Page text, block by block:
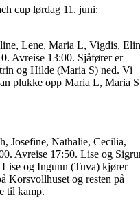
cup lørdag 11. juni:
Lene, Maria L, Vigdis,
Avreise 13:00. Sjåfører er
og Hilde (Maria S) ned. Vi
plukke opp Maria L, Maria S
Josefine, Nathalie, Cecilia,
Avreise 17:50. Lise og
Lise og Ingunn (Tuva) kjører
Korsvollhuset og resten på
til kamp.